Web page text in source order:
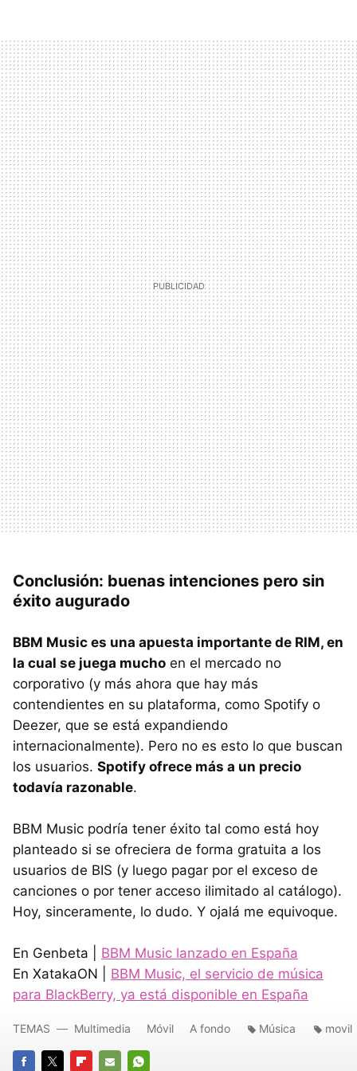
Conclusión: buenas intenciones pero sin
éxito augurado
BBM Music es una apuesta importante de RIM, en
la cual se juega mucho en el mercado no
corporativo (y más ahora que hay más
contendientes en su plataforma, como Spotify o
Deezer, que se está expandiendo
internacionalmente). Pero no es esto lo que buscan
los usuarios. Spotify ofrece más a un precio
todavía razonable.
BBM Music podría tener éxito tal como está hoy
planteado si se ofreciera de forma gratuita a los
usuarios de BIS (y luego pagar por el exceso de
canciones o por tener acceso ilimitado al catálogo).
Hoy, sinceramente, lo dudo. Y ojalá me equivoque.
En Genbeta | BBM Music lanzado en España
En XatakaON | BBM Music, el servicio de música
para BlackBerry, ya está disponible en España
TEMAS Multimedia Móvil A fondo Música movil